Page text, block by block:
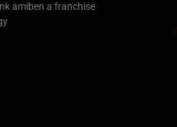
amiben a franchise